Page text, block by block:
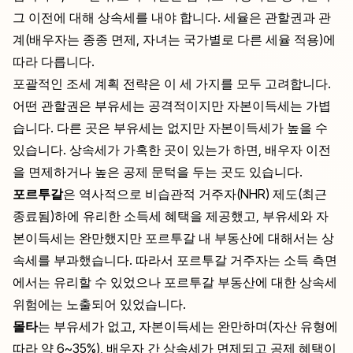
그 이전에 대해 상속세를 내야 합니다. 세율은 관할권과 관
계(배우자는 종종 면제, 자녀는 국가별로 다른 세율 적용)에
따라 다릅니다.
포괄적인 조세 계획 전략은 이 세 가지를 모두 고려합니다.
어떤 관할권은 부유세는 공격적이지만 자본이득세는 가볍
습니다. 다른 곳은 부유세는 없지만 자본이득세가 높을 수
있습니다. 상속세가 가혹한 곳이 있는가 하면, 배우자 이전
을 면제하거나 높은 공제 문턱을 두는 곳도 있습니다.
포르투갈은 역사적으로 비습관적 거주자(NHR) 제도(최근
종료됨)하에 유리한 소득세 혜택을 제공했고, 부유세와 자
본이득세는 완만했지만 포르투갈 내 부동산에 대해서는 상
속세를 부과했습니다. 따라서 포르투갈 거주자는 소득 측면
에서는 유리할 수 있었으나 포르투갈 부동산에 대한 상속세
위험에는 노출되어 있었습니다.
몰타는 부유세가 없고, 자본이득세는 완만하며(자산 유형에
따라 약 6~35%), 배우자 간 상속세가 면제되고 공제 혜택이